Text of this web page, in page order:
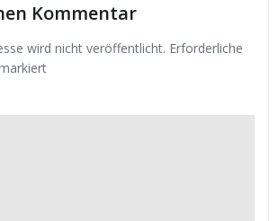
Kommentar
wird nicht veröffentlicht. Erforderliche